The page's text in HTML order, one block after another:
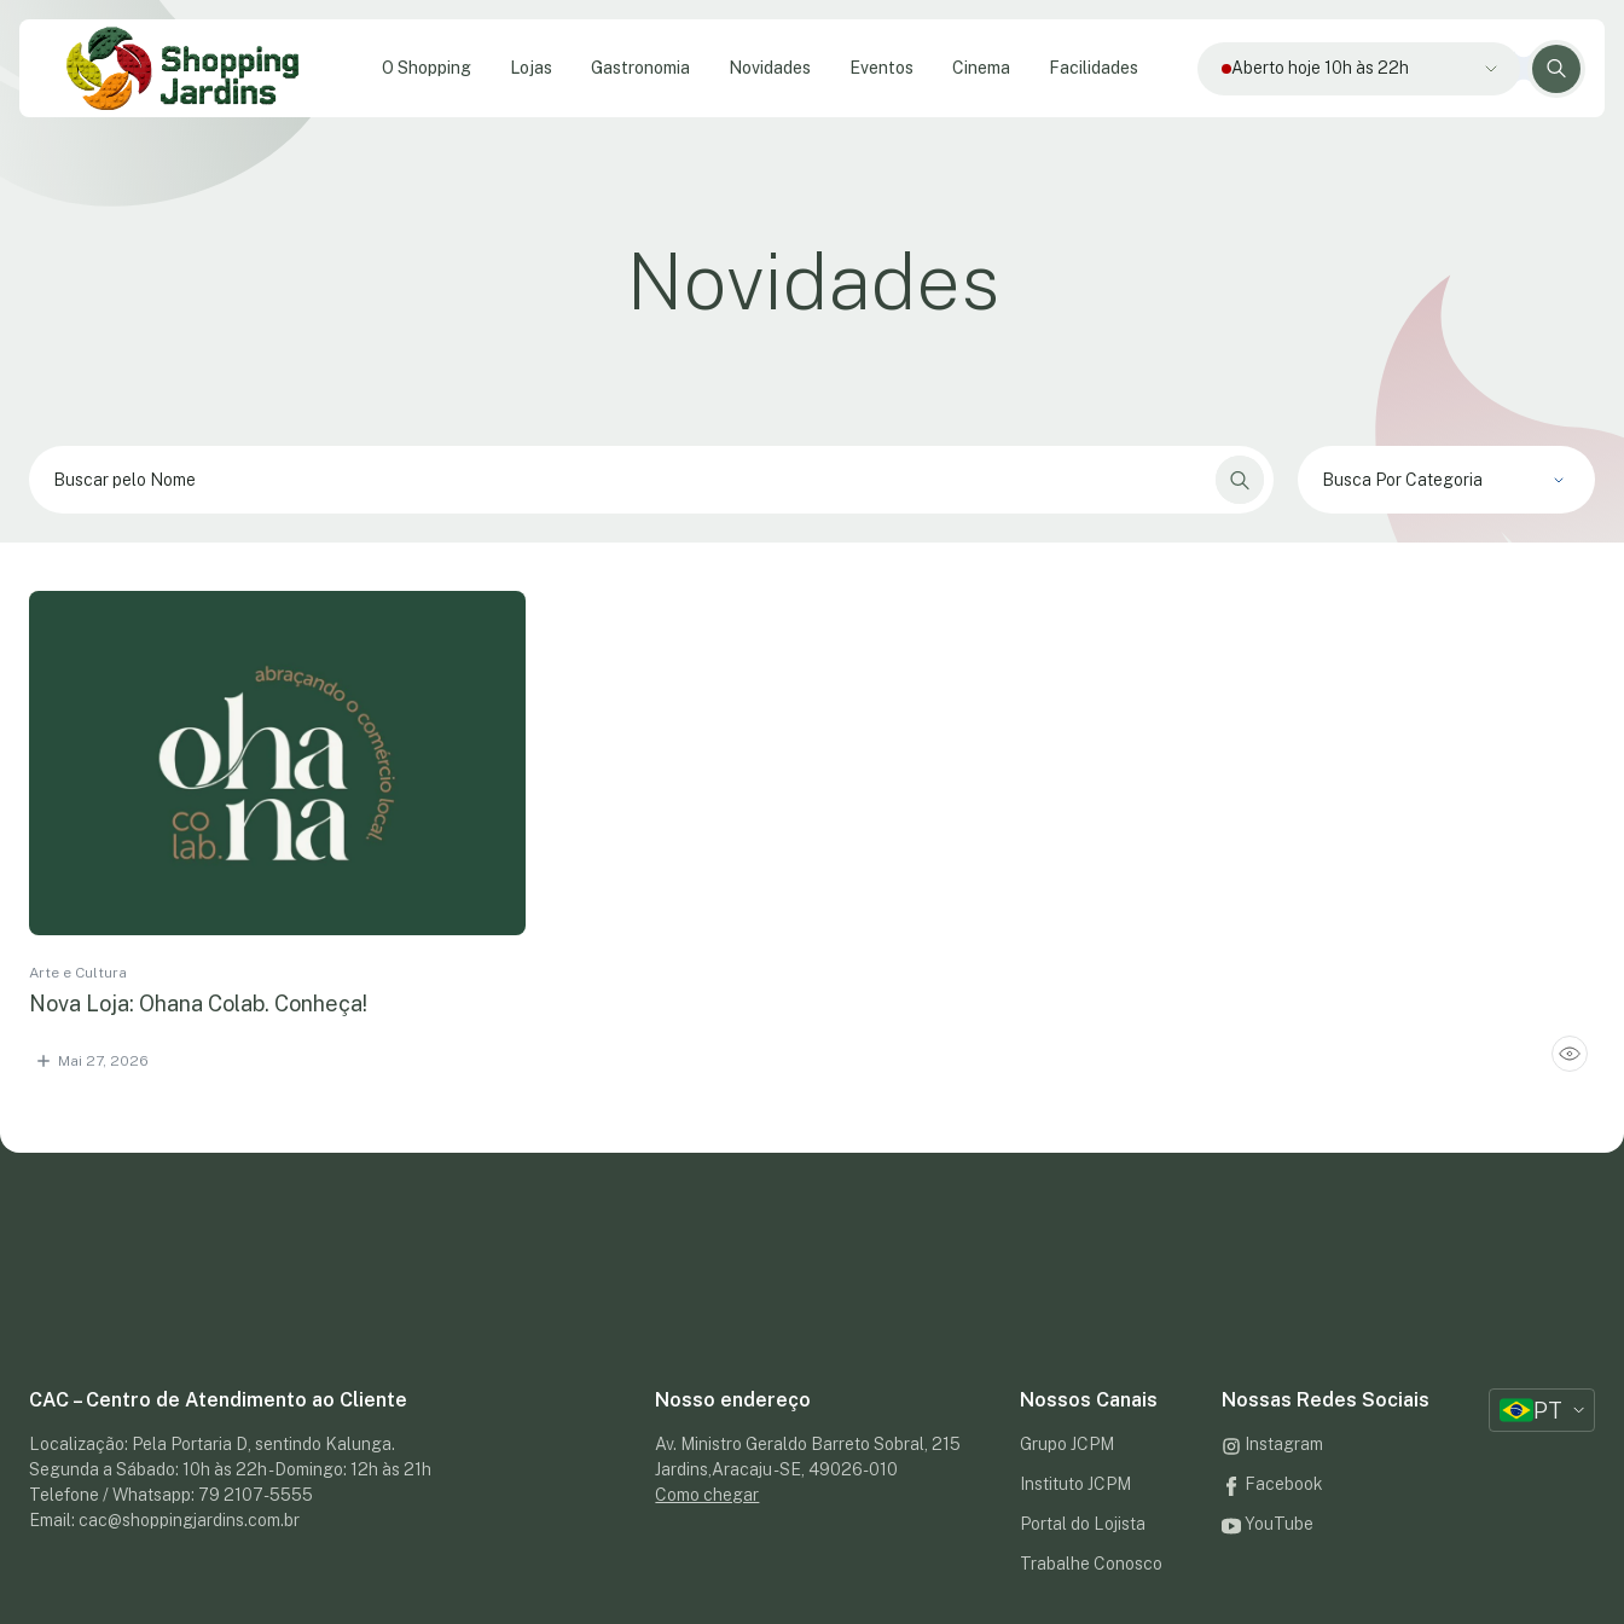
O Shopping Lojas Gastronomia Novidades Eventos Cinema Facilidades Aberto hoje 10h às 22h
Novidades
Busca Por Categoria
Arte e Cultura
Nova Loja: Ohana Colab. Conheça!
Mai 27, 2026
CAC – Centro de Atendimento ao Cliente
Localização: Pela Portaria D, sentindo Kalunga.
Segunda a Sábado: 10h às 22h - Domingo: 12h às 21h
Telefone / Whatsapp: 79 2107-5555
Email: cac@shoppingjardins.com.br
Nosso endereço
Av. Ministro Geraldo Barreto Sobral, 215
Jardins,Aracaju - SE, 49026-010
Como chegar
Nossos Canais
Grupo JCPM
Instituto JCPM
Portal do Lojista
Trabalhe Conosco
Nossas Redes Sociais
Instagram
Facebook
YouTube
PT